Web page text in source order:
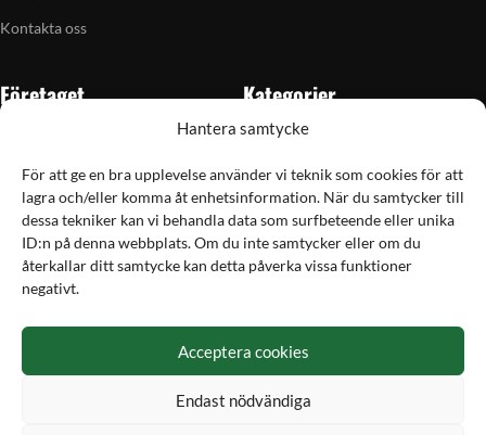
Hantera samtycke
För att ge en bra upplevelse använder vi teknik som cookies för att
lagra och/eller komma åt enhetsinformation. När du samtycker till
dessa tekniker kan vi behandla data som surfbeteende eller unika
ID:n på denna webbplats. Om du inte samtycker eller om du
återkallar ditt samtycke kan detta påverka vissa funktioner
negativt.
Acceptera cookies
Endast nödvändiga
Kontakta oss
Företaget
Butiken i Vellinge
Artiklar
Grain till gram-kalkylator
Kampanjer
Kategorier
Skytte
Jakt & fiske
Handladdning
Optik
Utrustning